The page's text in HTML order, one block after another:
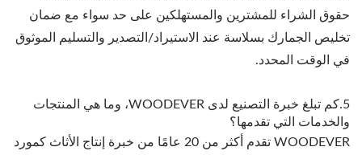
حقوق الشراء للمشترين والمستهلكين على حد سواء مع ضمان
تخليص الجمارك بسلاسة عند الاستيراد/التصدير والتسليم الموثوق
في الوقت المحدد.
5.كم تبلغ خبرة التصنيع لدى WOODEVER، وما هي المنتجات
والخدمات التي تقدمها؟
WOODEVER تقدم أكثر من 20 عامًا من خبرة إنتاج الأثاث كمورد